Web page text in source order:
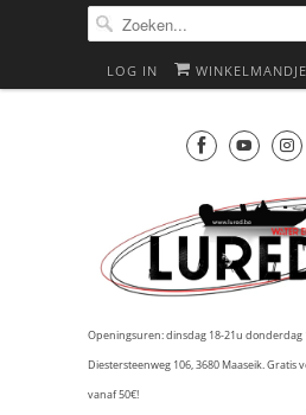
LOG IN
Openingsuren: dinsdag 18-21u donderdag
Diestersteenweg 106, 3680 Maaseik.
vanaf 50€!